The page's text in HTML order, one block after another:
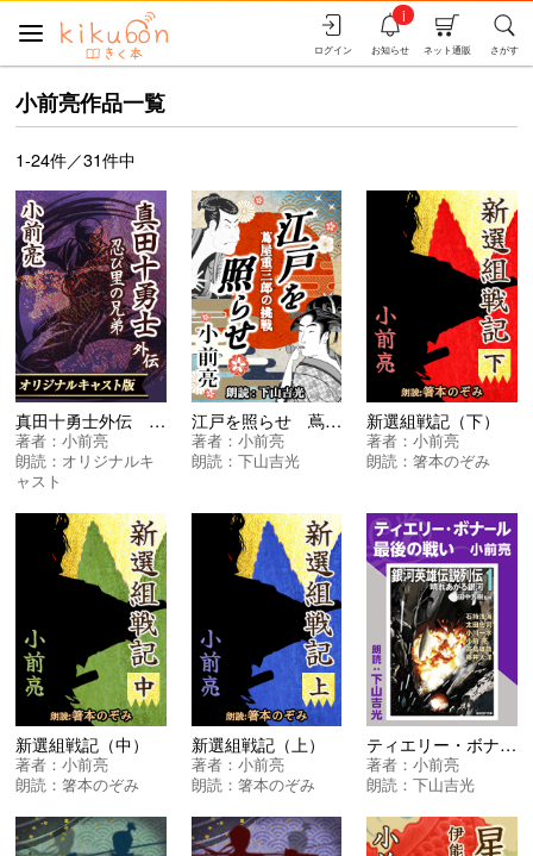
さがす
ネット通販
お知らせ
i
ログイン
小前亮作品一覧
1-24件／31件中
真田十勇士外伝 忍び里の兄弟
著者：小前亮
朗読： オリジナルキ
ャスト
江戸を照らせ 蔦屋重三郎の挑戦
著者： 小前亮
朗読： 下山吉光
新選組戦記（下）
著者：小前亮
朗読：箸本のぞみ
新選組戦記（中）
著者：小前亮
朗読：箸本のぞみ
新選組戦記（上）
著者： 小前亮
朗読： 箸本のぞみ
ティエリー・ボナール最後の戦い ＜銀河英雄伝説列伝〈１〉晴れあがる銀河＞
著者：小前亮
朗読：下山吉光